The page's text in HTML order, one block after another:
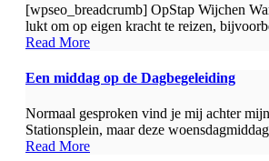
[wpseo_breadcrumb] OpStap Wijchen
lukt om op eigen kracht te reizen,
Read More
Een middag op de Dagbegeleiding
Normaal gesproken vind je mij achter
Stationsplein, maar deze
Read More